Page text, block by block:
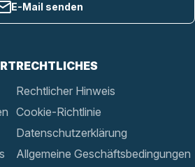
RECHTLICHES
Rechtlicher Hinweis
Cookie-Richtlinie
Datenschutzerklärung
Allgemeine Geschäftsbedingungen
E-Mail senden